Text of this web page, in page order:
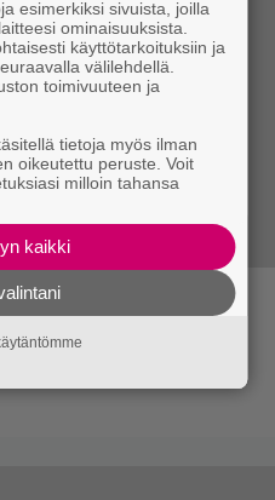
Muumi-
tarkentui
esimerkiksi sivuista, joilla
ominaisuuksista.
käyttötarkoituksiin ja
välilehdellä.
toimivuuteen ja
tietoja myös ilman
oikeutettu peruste. Voit
milloin tahansa
kaikki